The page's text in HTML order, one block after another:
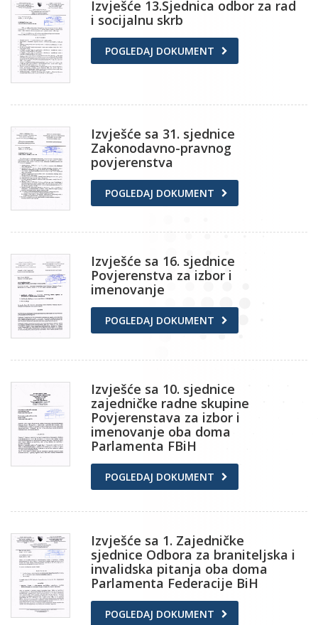
Izvješće 13.Sjednica odbor za rad
i socijalnu skrb
POGLEDAJ DOKUMENT
Izvješće sa 31. sjednice
Zakonodavno-pravnog
povjerenstva
POGLEDAJ DOKUMENT
Izvješće sa 16. sjednice
Povjerenstva za izbor i
imenovanje
POGLEDAJ DOKUMENT
Izvješće sa 10. sjednice
zajedničke radne skupine
Povjerenstava za izbor i
imenovanje oba doma
Parlamenta FBiH
POGLEDAJ DOKUMENT
Izvješće sa 1. Zajedničke
sjednice Odbora za braniteljska i
invalidska pitanja oba doma
Parlamenta Federacije BiH
POGLEDAJ DOKUMENT